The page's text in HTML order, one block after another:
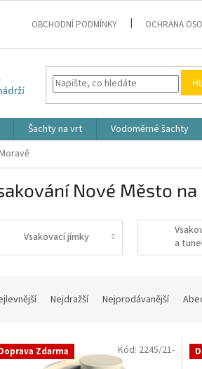
OBCHODNÍ PODMÍNKY OCHRANA
Šachty na vrt Vodoměrné šachty
Nové Město
Vsakovací jímky
a
Nejdražší Nejprodávanější
Zdarma Kód: 2245/21-